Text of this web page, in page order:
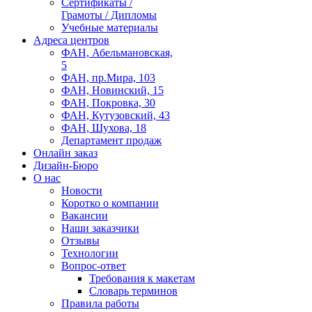
Сертификаты /
Грамоты / Дипломы
Учебные материалы
Адреса центров
ФАН, Абельмановская,
5
ФАН, пр.Мира, 103
ФАН, Новинский, 15
ФАН, Покровка, 30
ФАН, Кутузовский, 43
ФАН, Шухова, 18
Департамент продаж
Онлайн заказ
Дизайн-Бюро
О нас
Новости
Коротко о компании
Вакансии
Наши заказчики
Отзывы
Технологии
Вопрос-ответ
Требования к макетам
Словарь терминов
Правила работы